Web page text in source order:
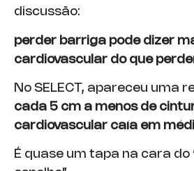
discussão:
perder barriga pode dizer
cardiovascular do que
No SELECT, apareceu uma
cada 5 cm a menos de
cardiovascular caía em
É quase um tapa na cara do